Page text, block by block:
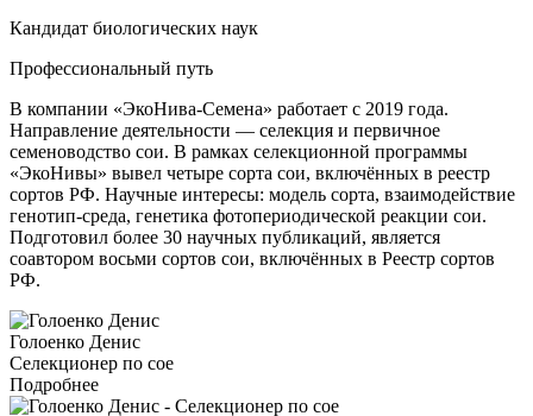
Кандидат биологических наук
Профессиональный путь
В компании «ЭкоНива-Семена» работает с 2019 года.
Направление деятельности — селекция и первичное
семеноводство сои. В рамках селекционной программы
«ЭкоНивы» вывел четыре сорта сои, включённых в реестр
сортов РФ. Научные интересы: модель сорта, взаимодействие
генотип-среда, генетика фотопериодической реакции сои.
Подготовил более 30 научных публикаций, является
соавтором восьми сортов сои, включённых в Реестр сортов
РФ.
Голоенко Денис
Селекционер по сое
Подробнее